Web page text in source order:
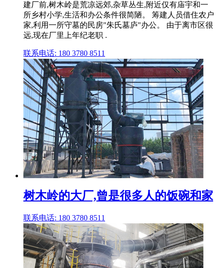
建厂前,树木岭是荒凉远郊,杂草丛生,附近仅有庙宇和一
所乡村小学,生活和办公条件很简陋。 筹建人员借住农户
家,利用一所守墓的民房"朱氏墓庐"办公。 由于离市区很
远,现在厂里上年纪老职 .
联系电话: 180 3780 8511
树木岭的大厂,曾是很多人的饭碗和家
联系电话: 180 3780 8511